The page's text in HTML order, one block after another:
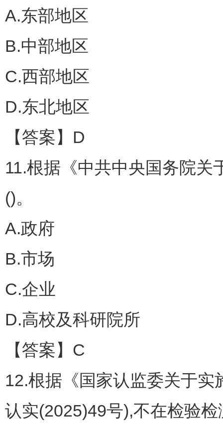
A.东部地区
B.中部地区
C.西部地区
D.东北地区
【答案】D
11.根据《中共中央国务院
()。
A.政府
B.市场
C.企业
D.高校及科研院所
【答案】C
12.根据《国家认监委关于
认实(2025)49号),不在检验